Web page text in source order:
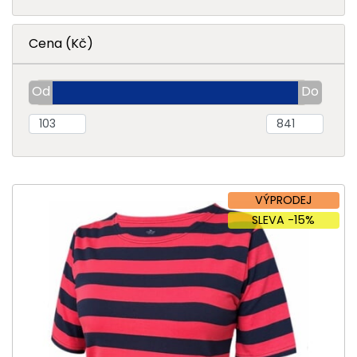
Cena (Kč)
VÝPRODEJ
SLEVA -15%